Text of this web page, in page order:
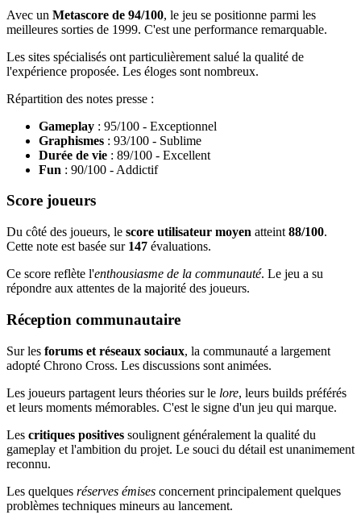
Avec un Metascore de 94/100, le jeu se positionne parmi les
meilleures sorties de 1999. C'est une performance remarquable.
Les sites spécialisés ont particulièrement salué la qualité de
l'expérience proposée. Les éloges sont nombreux.
Répartition des notes presse :
Gameplay : 95/100 - Exceptionnel
Graphismes : 93/100 - Sublime
Durée de vie : 89/100 - Excellent
Fun : 90/100 - Addictif
Score joueurs
Du côté des joueurs, le score utilisateur moyen atteint 88/100.
Cette note est basée sur 147 évaluations.
Ce score reflète l'enthousiasme de la communauté. Le jeu a su
répondre aux attentes de la majorité des joueurs.
Réception communautaire
Sur les forums et réseaux sociaux, la communauté a largement
adopté Chrono Cross. Les discussions sont animées.
Les joueurs partagent leurs théories sur le lore, leurs builds préférés
et leurs moments mémorables. C'est le signe d'un jeu qui marque.
Les critiques positives soulignent généralement la qualité du
gameplay et l'ambition du projet. Le souci du détail est unanimement
reconnu.
Les quelques réserves émises concernent principalement quelques
problèmes techniques mineurs au lancement.